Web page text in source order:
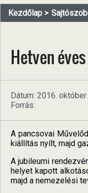
Kezdőlap
Hetven
Dátum: 2016. október
Forrás:
A pancsovai
kiállítás nyílt, majd
A jubileumi
helyet kapott
majd a nemezelési